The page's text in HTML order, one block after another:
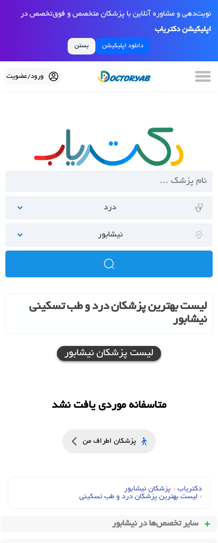
نوبت‌دهی و مشاوره آنلاین با پزشکان متخصص و فوق‌تخصص در
اپلیکیشن دکتریاب
دانلود اپلیکیشن بستن
ورود/عضویت
درد
نیشابور
لیست بهترین پزشکان درد و طب تسکینی
نیشابور
لیست پزشکان نیشابور
متاسفانه موردی یافت نشد
پزشکان اطراف من
دکتریاب › پزشکان نیشابور
› لیست بهترین پزشکان درد و طب تسکینی
سایر تخصص‌ها درنیشابور